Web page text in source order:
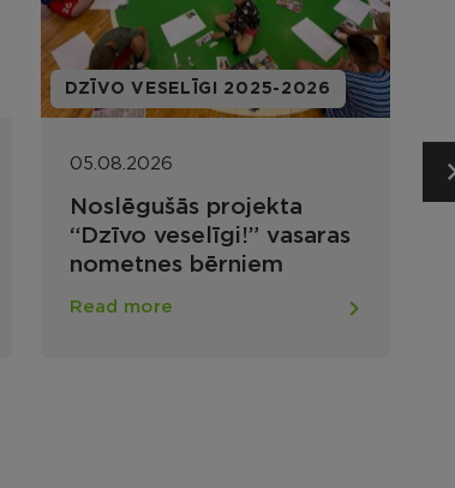
INFORMATION OF THE VIĻĀNU
ALLIANCE
05.08.2026
Viļānu tirgus 9. augustā
Read more